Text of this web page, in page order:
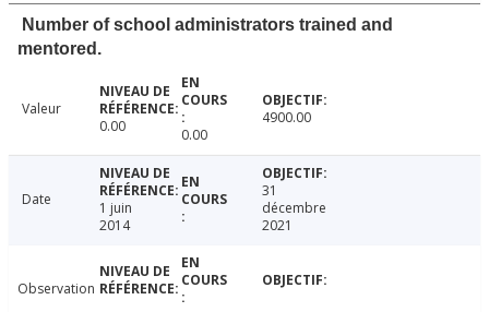
Number of school administrators trained and
mentored.
Valeur
0.00
0.00
4900.00
Date
1 juin
2014
31
décembre
2021
Observation